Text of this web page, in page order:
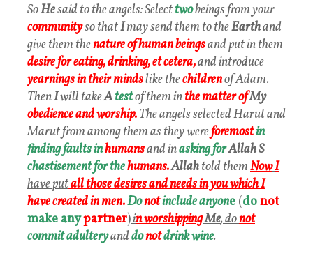
SoHesaid to the angels: Selecttwobeings from your
communityso thatImay send them to theEarthand
give them thenature of human beingsand put in them
desire for eating, drinking,et cetera,and introduce
yearnings in their mindslike thechildrenof Adam.
ThenIwill takeAtestof them inthe matter ofMy
obedience and worship.The angels selected Harut and
Marut from among them as they wereforemostin
finding faults inhumansand inasking forAllahS
chastisement for thehumans.Allahtold themNowI
have putall those desires and needs in you which I
have created in men.Donotinclude anyone (donot
make anypartner)in worshippingMe, donot
commit adulteryanddonotdrink wine.